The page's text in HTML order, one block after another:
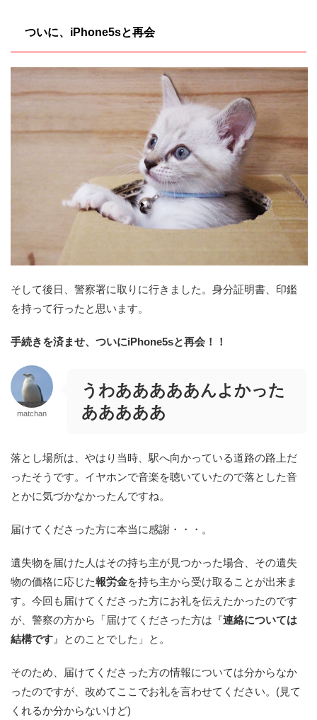
ついに、iPhone5sと再会
そして後日、警察署に取りに行きました。身分証明書、印鑑
を持って行ったと思います。
手続きを済ませ、ついにiPhone5sと再会！！
matchan
うわあああああんよかった
あああああ
落とし場所は、やはり当時、駅へ向かっている道路の路上だ
ったそうです。イヤホンで音楽を聴いていたので落とした音
とかに気づかなかったんですね。
届けてくださった方に本当に感謝・・・。
遺失物を届けた人はその持ち主が見つかった場合、その遺失
物の価格に応じた報労金を持ち主から受け取ることが出来ま
す。今回も届けてくださった方にお礼を伝えたかったのです
が、警察の方から「届けてくださった方は『連絡については
結構です 』とのことでした」と。
そのため、届けてくださった方の情報については分からなか
ったのですが、改めてここでお礼を言わせてください。(見て
くれるか分からないけど)